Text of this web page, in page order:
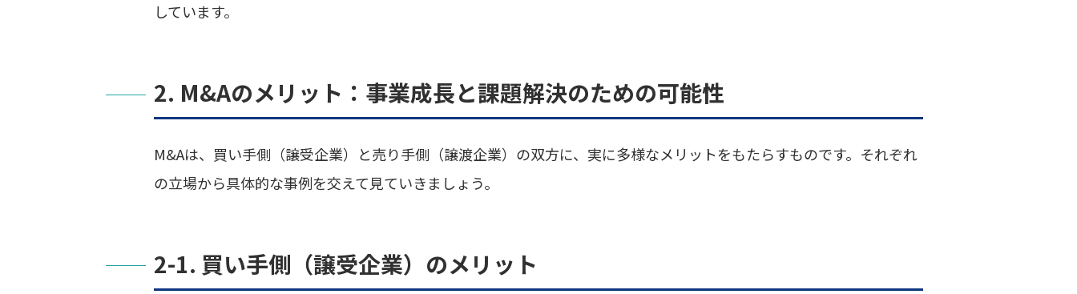
しています。
2. M&Aのメリット：事業成長と課題解決のための可能性
M&Aは、買い手側（譲受企業）と売り手側（譲渡企業）の双方に、実に多様なメリットをもたらすものです。それぞれ
の立場から具体的な事例を交えて見ていきましょう。
2-1. 買い手側（譲受企業）のメリット